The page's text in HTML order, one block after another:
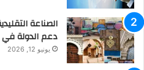
الصناعة
دعم الدولة في
يونيو 12, 2026